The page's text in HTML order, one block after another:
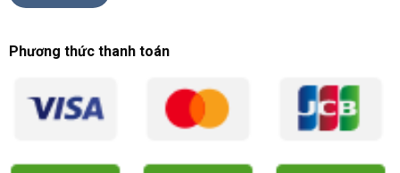
Phương thức thanh toán